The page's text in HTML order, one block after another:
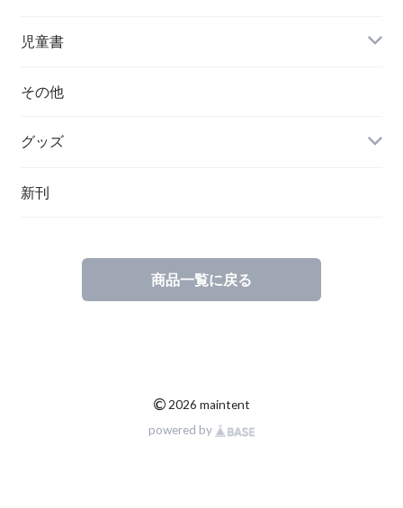
チェコ
ハンガリー
その他
ポーランド
児童書
その他
グッズ
新刊
商品一覧に戻る
© 2026 maintent
powered by